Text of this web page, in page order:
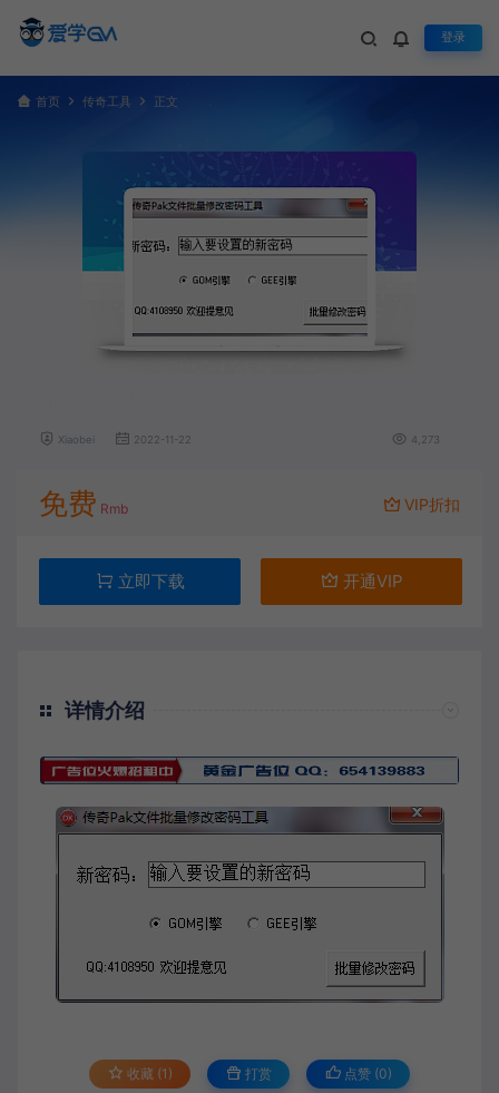
登录
首页 传奇工具 正文
Xiaobei 2022-11-22 4,273
免费 Rmb VIP折扣
立即下载 开通VIP
详情介绍
收藏 (1) 打赏 点赞 (0)